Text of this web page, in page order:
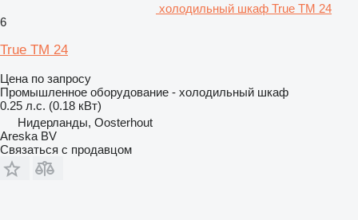
холодильный шкаф True TM 24
6
True TM 24
Цена по запросу
Промышленное оборудование - холодильный шкаф
0.25 л.с. (0.18 кВт)
Нидерланды, Oosterhout
Areska BV
Связаться с продавцом